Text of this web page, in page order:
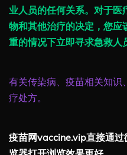
业人员的任何关系。对于医
物和其他治疗的决定，您应
重的情况下立即寻求急救人
有关传染病、疫苗相关知识
疗处方。
疫苗网vaccine.vip直接通